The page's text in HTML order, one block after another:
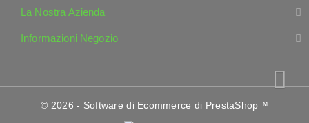
La Nostra Azienda
Informazioni Negozio
© 2026 - Software di Ecommerce di PrestaShop™